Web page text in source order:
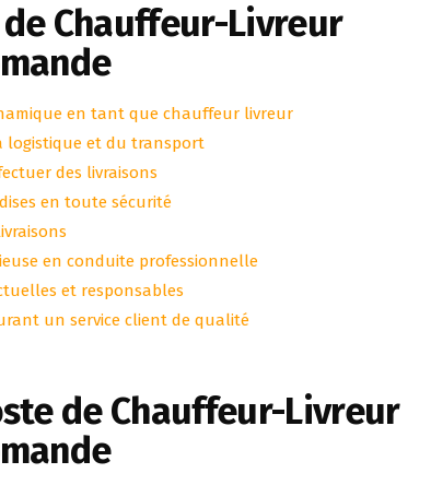
de Chauffeur-Livreur
en tant que chauffeur livreur
logistique et du transport
des livraisons
en toute sécurité
en conduite professionnelle
et responsables
un service client de qualité
de Chauffeur-Livreur